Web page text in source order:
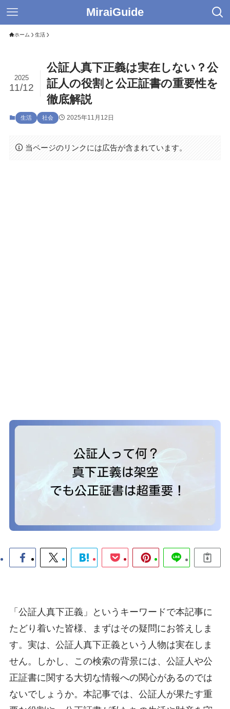
MiraiGuide
ホーム 生活
公証人真下正義は実在しない？公
証人の役割と公正証書の重要性を
徹底解説
2025
11/12
生活 社会 2025年11月12日
当ページのリンクには広告が含まれています。
「公証人真下正義」というキーワードで本記事に
たどり着いた皆様、まずはその疑問にお答えしま
す。実は、公証人真下正義という人物は実在しま
せん。しかし、この検索の背景には、公証人や公
正証書に関する大切な情報への関心があるのでは
ないでしょうか。本記事では、公証人が果たす重